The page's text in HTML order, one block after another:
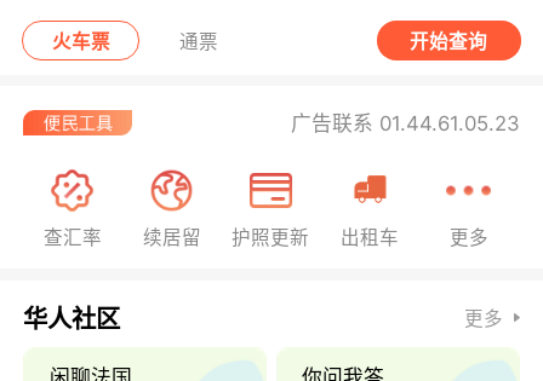
火车票 通票 开始查询
广告联系 01.44.61.05.23
查汇率 续居留 护照更新 出租车 更多
华人社区 更多